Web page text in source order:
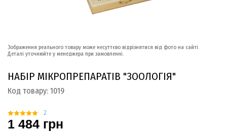
Зображення реального товару може несуттєво відрізнятися від фото на сайті.
Деталі уточнюйте у менеджера при замовленні.
НАБІР МІКРОПРЕПАРАТІВ "ЗООЛОГІЯ"
Код товару: 1019
2
1 484 грн